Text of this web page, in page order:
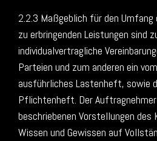
2.2.3 Maßgeblich für den
zu erbringenden Leistungen sind
individualvertragliche
Parteien und zum anderen ein
ausführliches Lastenheft, sowie
Pflichtenheft. Der
beschriebenen Vorstellungen des
Wissen und Gewissen auf